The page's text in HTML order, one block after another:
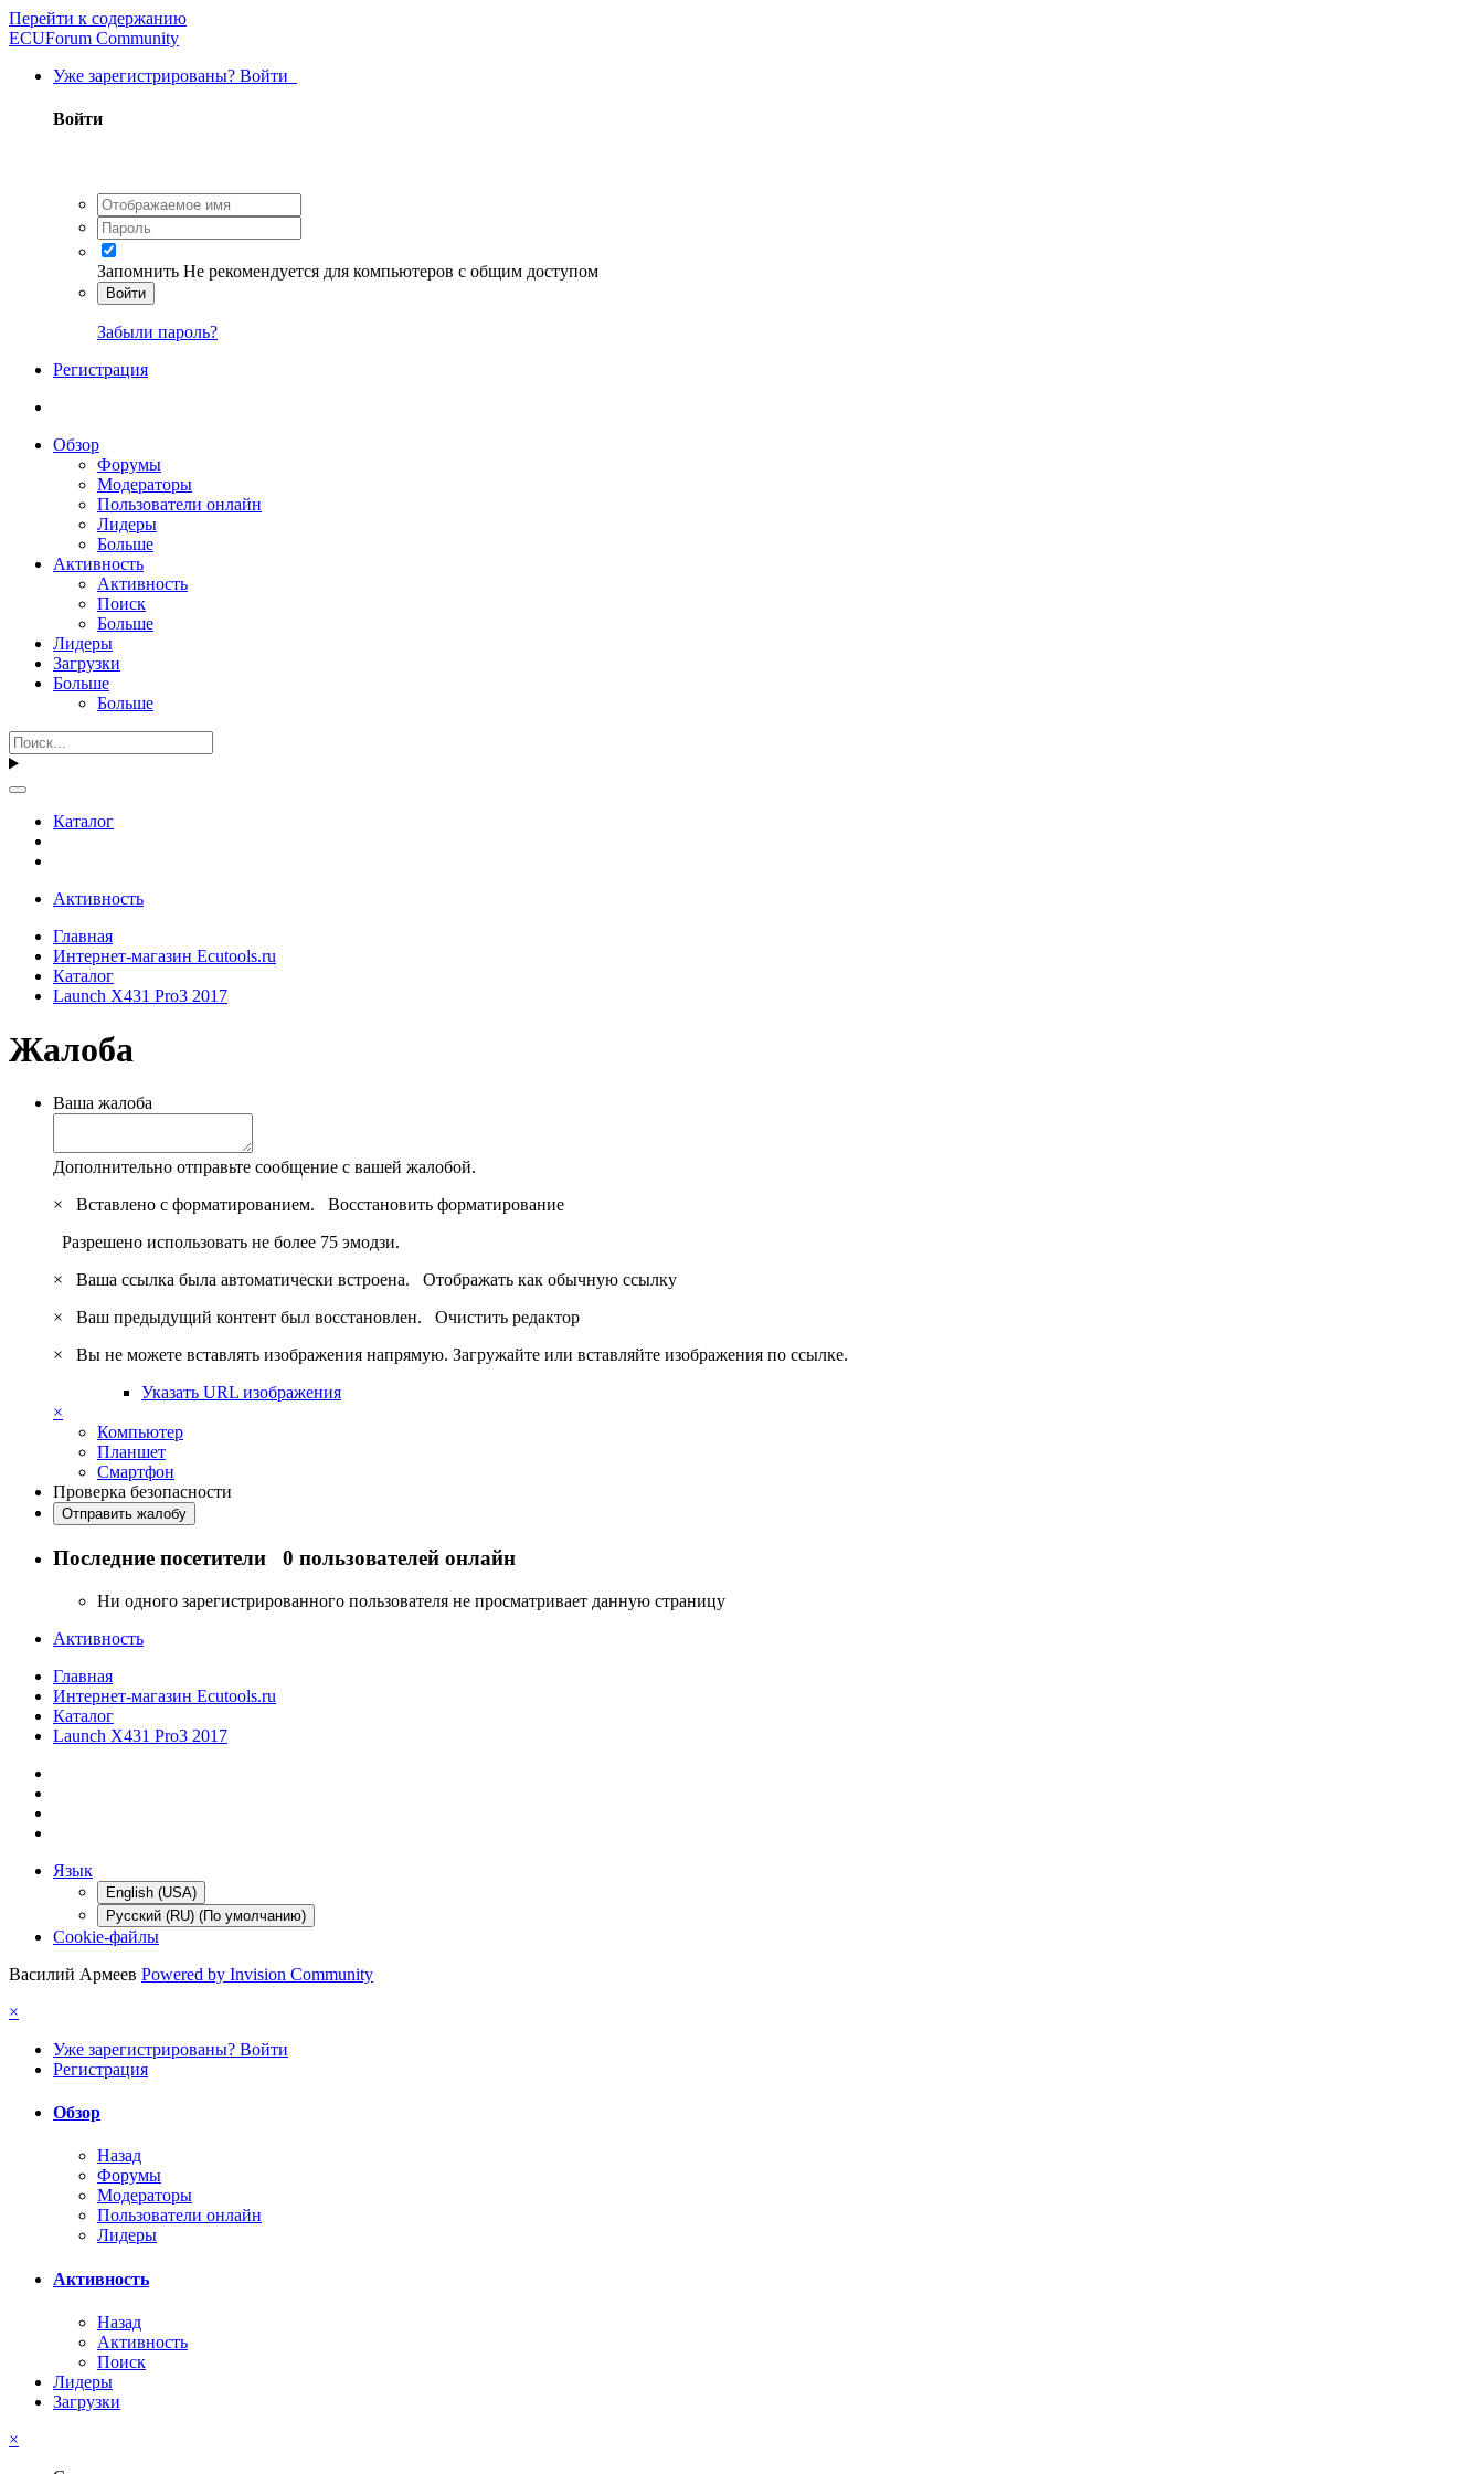
Перейти к содержанию
ECUForum Community
Уже зарегистрированы? Войти
Войти
Запомнить Не рекомендуется для компьютеров с общим доступом
Войти
Забыли пароль?
Регистрация
Обзор
Форумы
Модераторы
Пользователи онлайн
Лидеры
Больше
Активность
Активность
Поиск
Больше
Лидеры
Загрузки
Больше
Больше
Каталог
Активность
Главная
Интернет-магазин Ecutools.ru
Каталог
Launch X431 Pro3 2017
Жалоба
Ваша жалоба
Дополнительно отправьте сообщение с вашей жалобой.
×
Вставлено с форматированием. Восстановить форматирование
Разрешено использовать не более 75 эмодзи.
×
Ваша ссылка была автоматически встроена. Отображать как обычную ссылку
×
Ваш предыдущий контент был восстановлен. Очистить редактор
×
Вы не можете вставлять изображения напрямую. Загружайте или вставляйте изображения по ссылке.
Указать URL изображения
×
Компьютер
Планшет
Смартфон
Проверка безопасности
Отправить жалобу
Последние посетители 0 пользователей онлайн
Ни одного зарегистрированного пользователя не просматривает данную страницу
Активность
Главная
Интернет-магазин Ecutools.ru
Каталог
Launch X431 Pro3 2017
Язык
English (USA)
Русский (RU) (По умолчанию)
Cookie-файлы
Василий Армеев Powered by Invision Community
×
Уже зарегистрированы? Войти
Регистрация
Обзор
Назад
Форумы
Модераторы
Пользователи онлайн
Лидеры
Активность
Назад
Активность
Поиск
Лидеры
Загрузки
×